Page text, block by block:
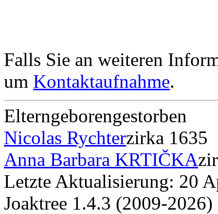
Falls Sie an weiteren
um Kontaktaufnahme.
Elterngeborengestorben
Nicolas Rychterzirka 1635
Anna Barbara KRTIČKA
Letzte Aktualisierung: 20
Joaktree 1.4.3 (2009-2026)